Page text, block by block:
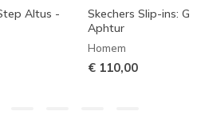
Altus -
Skechers Slip-ins:
Aphtur
Homem
€ 110,00